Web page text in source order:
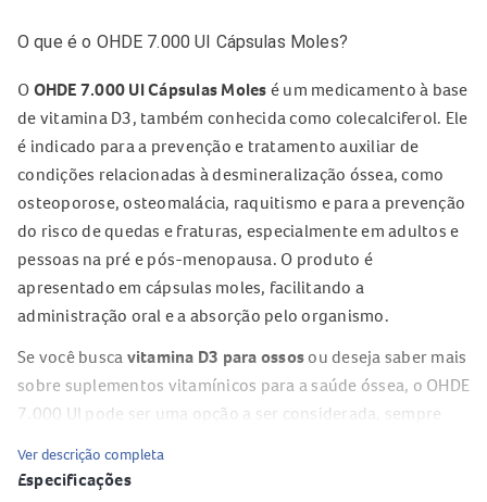
O que é o OHDE 7.000 UI Cápsulas Moles?
O OHDE 7.000 UI Cápsulas Moles é um medicamento à base
de vitamina D3, também conhecida como colecalciferol. Ele
é indicado para a prevenção e tratamento auxiliar de
condições relacionadas à desmineralização óssea, como
osteoporose, osteomalácia, raquitismo e para a prevenção
do risco de quedas e fraturas, especialmente em adultos e
pessoas na pré e pós-menopausa. O produto é
apresentado em cápsulas moles, facilitando a
administração oral e a absorção pelo organismo.
Se você busca vitamina D3 para ossosou deseja saber mais
sobre suplementos vitamínicos para a saúde óssea, o OHDE
7.000 UI pode ser uma opção a ser considerada, sempre
Qual o princípio ativo do OHDE 7.000 UI Cápsulas Moles?
Ver descrição completa
Especificações